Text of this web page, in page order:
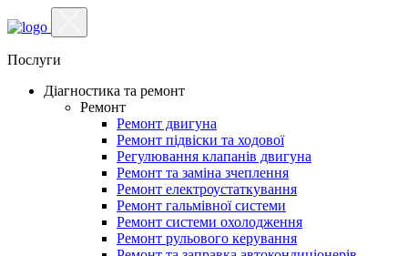
Послуги
Діагностика та ремонт
Ремонт
Ремонт двигуна
Ремонт підвіски та ходової
Регулювання клапанів двигуна
Ремонт та заміна зчеплення
Ремонт електроустаткування
Ремонт гальмівної системи
Ремонт системи охолодження
Ремонт рульового керування